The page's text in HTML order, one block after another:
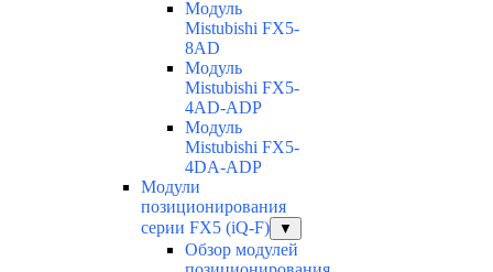
Модуль
Mistubishi FX5-
8AD
Модуль
Mistubishi FX5-
4AD-ADP
Модуль
Mistubishi FX5-
4DA-ADP
Модули
позиционирования
серии FX5 (iQ-F)
▼
Обзор модулей